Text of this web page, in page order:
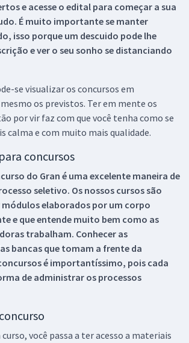
e acesse o edital para começar a sua
É muito importante se manter
isso porque um descuido pode lhe
e ver o seu sonho se distanciando
se visualizar os concursos em
os previstos. Ter em mente os
por vir faz com que você tenha como se
calma e com muito mais qualidade.
concursos
do Gran é uma excelente maneira de
seletivo. Os nossos cursos são
elaborados por um corpo
e que entende muito bem como as
trabalham. Conhecer as
bancas que tomam a frente da
é importantíssimo, pois cada
de administrar os processos
você passa a ter acesso a materiais